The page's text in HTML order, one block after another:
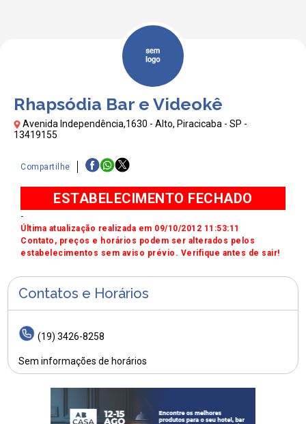
Rhapsódia Bar e Videokê
Avenida Independência,1630 - Alto, Piracicaba - SP -
13419155
Compartilhe
ESTABELECIMENTO FECHADO
-
Última atualização realizada em 09/10/2012 11:53:11
Contato, preços e horários podem ser alterados pelos
estabelecimentos sem aviso prévio. Verifique antes de sair!
Contatos e Horários
(19) 3426-8258
Sem informações de horários